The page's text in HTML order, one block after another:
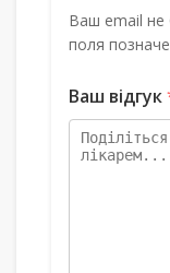
Ваш email не
поля
Ваш відгук